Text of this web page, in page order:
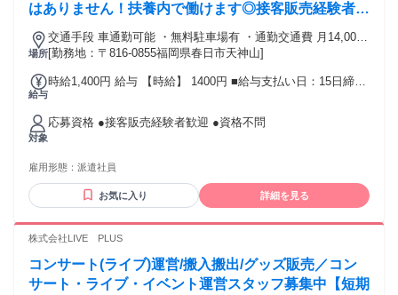
はありません！扶養内で働けます◎接客販売経験者の
方、大歓迎のお仕事です♪
場所
交通手段 車通勤可能 ・無料駐車場有 ・通勤交通費 月14,000
円まで実費支給 ・天神山バス停から徒歩1分 【最寄り駅】 ・
[勤務地：〒816-0855福岡県春日市天神山]
給与
時給1,400円 給与 【時給】 1400円 ■給与支払い日：15日締
対象
応募資格 ●接客販売経験者歓迎 ●資格不問
雇用形態： 派遣社員
お気に入り 詳細を見る
株式会社LIVE PLUS
コンサート(ライブ)運営/搬入搬出/グッズ販売／コン
サート・ライブ・イベント運営スタッフ募集中【短期